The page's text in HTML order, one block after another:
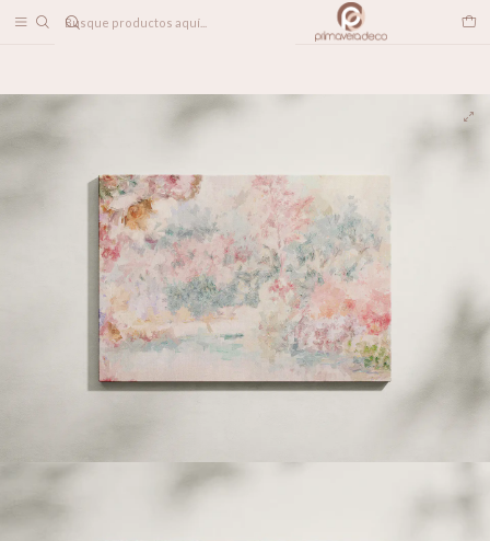
DECORACION MUROS CANVAS